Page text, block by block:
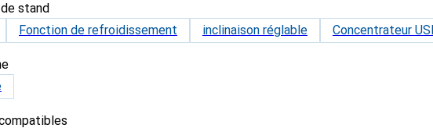
stand
Fonction de refroidissement inclinaison réglable Concentrateur